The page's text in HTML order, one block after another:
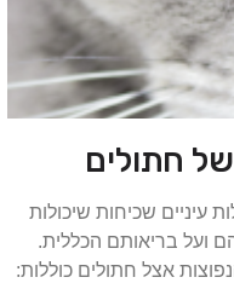
חתולים
עיניים שכיחות שיכולות
ועל בריאותם הכללית.
אצל חתולים כוללות: